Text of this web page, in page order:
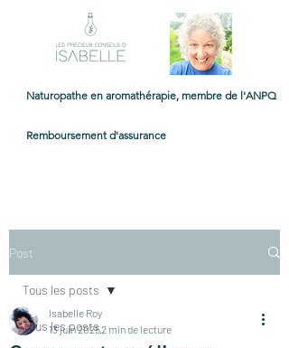
Naturopathe en aromathérapie, membre de l'ANPQ
Remboursement d'assurance
Post
Tous les posts
Tous les posts
Isabelle Roy
13 juin 20252 min de lecture